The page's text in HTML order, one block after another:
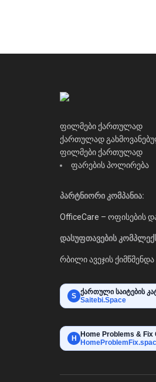
ფილმები ქართულად
ქართულად
ფილმები ქართულად
ფარების პოლირება
პარტნიორი კომპანია:
OfficeCare – ოფისების
დასუფთავების
რბილი ავეჯის ქიმწმენდა
S ქართული საიტების
Saitebi.Space
H
Home Problems & Fix